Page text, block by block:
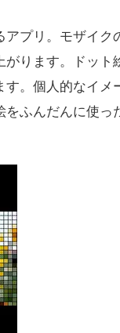
プリ。モザイク
ります。
ドット
。個人的なイメ
ふんだんに使っ